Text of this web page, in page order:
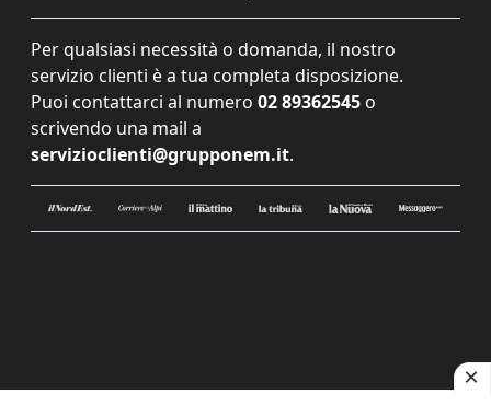
Per qualsiasi necessità o domanda, il nostro
servizio clienti è a tua completa disposizione.
Puoi contattarci al numero 02 89362545 o
scrivendo una mail a
servizioclienti@grupponem.it.